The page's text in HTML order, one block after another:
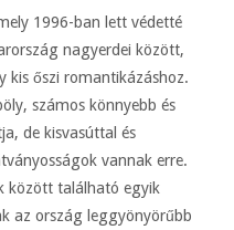
1996-ban lett védetté
nagyerdei között,
kis őszi romantikázáshoz.
számos könnyebb és
de kisvasúttal és
vannak erre.
között található egyik
az ország leggyönyörűbb